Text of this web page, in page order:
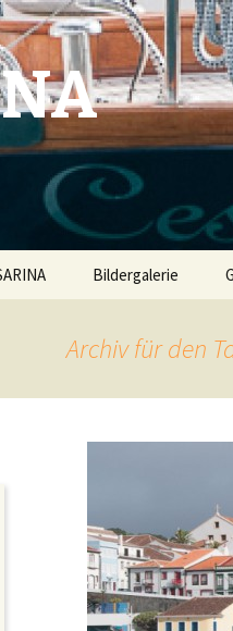
Bildergalerie
Archiv für den